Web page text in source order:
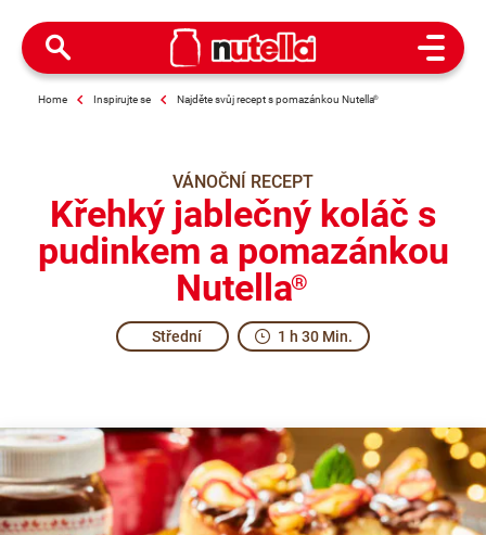
Open
Home Inspirujte se Najděte svůj recept s pomazánkou Nutella®
VÁNOČNÍ RECEPT
Křehký jablečný koláč s
pudinkem a pomazánkou
Nutella®
Střední 1 h 30 Min.